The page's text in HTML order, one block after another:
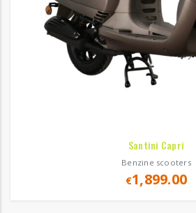
Santini Capri
Benzine scooters
€1,899.00